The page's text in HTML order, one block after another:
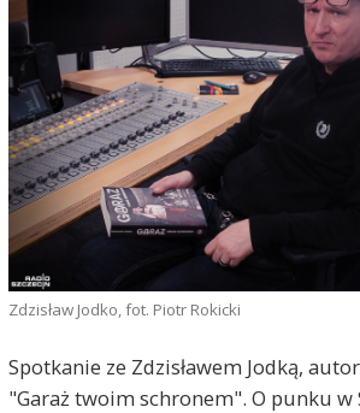
Zdzisław Jodko, fot. Piotr Rokicki
Spotkanie ze Zdzisławem Jodką,
"Garaż twoim schronem". O punku w